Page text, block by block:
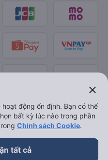
close
động ổn định. Bạn có thể
bất kỳ lúc nào trong phần
Chính sách Cookie.
tất cả